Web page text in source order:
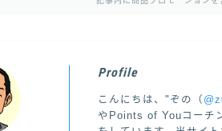
Profile
こんにちは、"ぞの（
やPoints of Youコーチ